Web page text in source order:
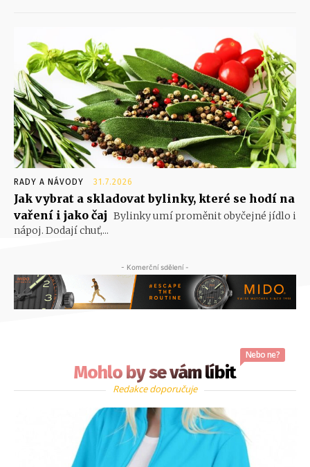
RADY A NÁVODY 31.7.2026
Jak vybrat a skladovat bylinky, které se hodí na
vaření i jako čaj Bylinky umí proměnit obyčejné jídlo i
nápoj. Dodají chuť,...
- Komerční sdělení -
Mohlo by se vám líbit
Nebo ne?
Redakce doporučuje